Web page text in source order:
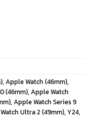
.
, Apple Watch (46mm),
(46mm), Apple Watch
, Apple Watch Series 9
Ultra 2 (49mm), Y24,